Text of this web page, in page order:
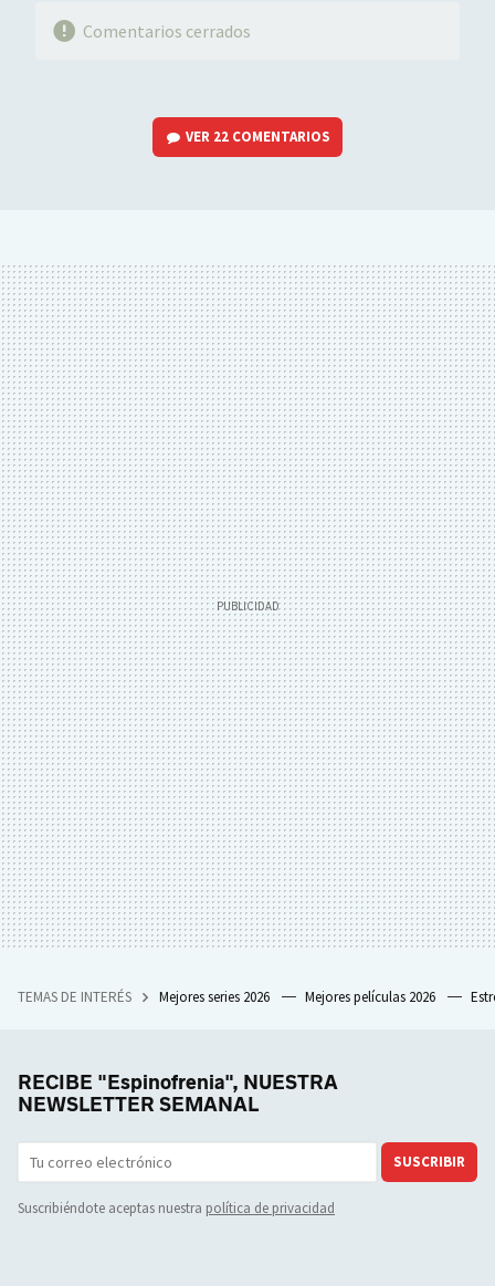
Comentarios cerrados
VER 22 COMENTARIOS
TEMAS DE INTERÉS Mejores series 2026 Mejores películas 2026
RECIBE "Espinofrenia", NUESTRA
NEWSLETTER SEMANAL
SUSCRIBIR
Suscribiéndote aceptas nuestra política de privacidad